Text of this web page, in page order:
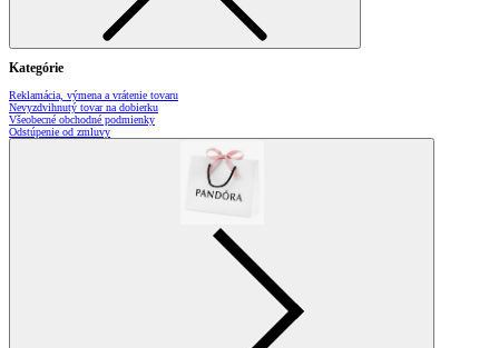
Kategórie
Reklamácia, výmena a vrátenie tovaru
Nevyzdvihnutý tovar na dobierku
Všeobecné obchodné podmienky
Odstúpenie od zmluvy